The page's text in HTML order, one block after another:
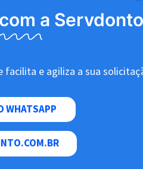
a
e agiliza a sua
WHATSAPP